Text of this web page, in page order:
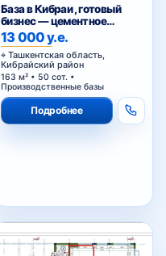
База в Кибраи , готовый
бизнес — цементное
производство
13 000 у.е.
Ташкентская область,
Кибрайский район
163 м² • 50 сот. •
Производственные базы
Подробнее